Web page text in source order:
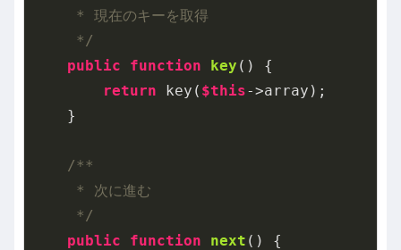
     * 現在のキーを取得
     */
public
function key ()
{
return key( $this->array);
    }
/**
     * 次に進む
     */
public
function next ()
{